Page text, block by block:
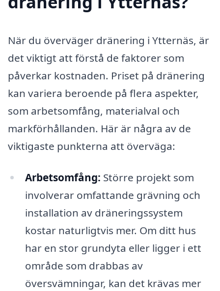
När du överväger dränering i Ytternäs, är
det viktigt att förstå de faktorer som
påverkar kostnaden. Priset på dränering
kan variera beroende på flera aspekter,
som arbetsomfång, materialval och
markförhållanden. Här är några av de
viktigaste punkterna att överväga:
Arbetsomfång: Större projekt som
involverar omfattande grävning och
installation av dräneringssystem
kostar naturligtvis mer. Om ditt hus
har en stor grundyta eller ligger i ett
område som drabbas av
översvämningar, kan det krävas mer